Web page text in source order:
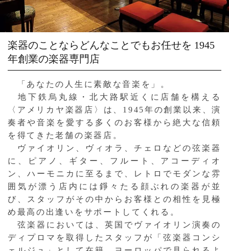
楽器のことならどんなことでもお任せを 1945
年創業の楽器専門店
「あなたの人生に素敵な音楽を」。
地下鉄烏丸線・北大路駅近くに店舗を構える
〈アメリカヤ楽器店〉は、1945年の創業以来、演
奏者や音楽を愛する多くのお客様から絶大な信頼
を得てきた老舗の楽器店。
ヴァイオリン、ヴィオラ、チェロなどの弦楽器
に、ピアノ、ギター、フルート、アコーディオ
ン、ハーモニカに至るまで、レトロでモダンな雰
囲気が漂う店内には錚々たる顔ぶれの楽器が並
び、スタッフがその中からお客様との相性を見極
め最高の出逢いをサポートしてくれる。
弦楽器においては、英国でヴァイオリン演奏の
ディプロマを取得したスタッフが「弦楽器コンシ